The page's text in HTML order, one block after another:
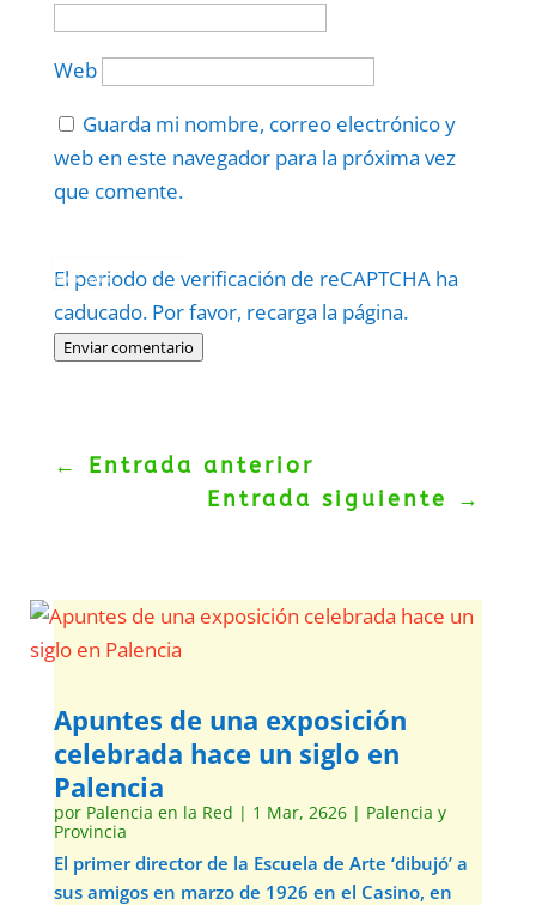
Web
Guarda mi nombre, correo electrónico y
web en este navegador para la próxima vez
que comente.
El periodo de verificación de reCAPTCHA ha
caducado. Por favor, recarga la página.
Enviar comentario
Politica–Términos.
← Entrada anterior
Entrada siguiente
→
Apuntes de una exposición
celebrada hace un siglo en
Palencia
por Palencia en la Red | 1 Mar, 2626| Palencia y
Provincia
El primer director de la Escuela de Arte ‘dibujó’ a
sus amigos en marzo de 1926 en el Casino, en